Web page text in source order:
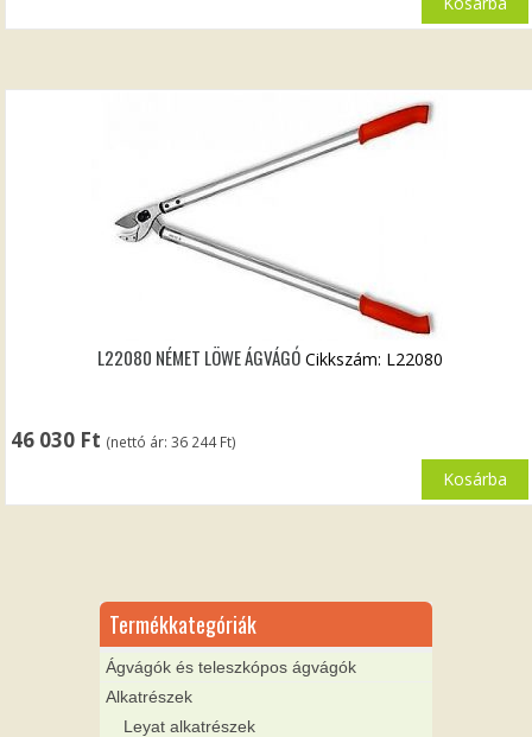
L22080 NÉMET LÖWE ÁGVÁGÓ
46 030 Ft (nettó ár:36 244Ft)
Cikkszám: L22080
Kosárba
Termékkategóriák
Ágvágók és teleszkópos ágvágók
Alkatrészek
Leyat alkatrészek